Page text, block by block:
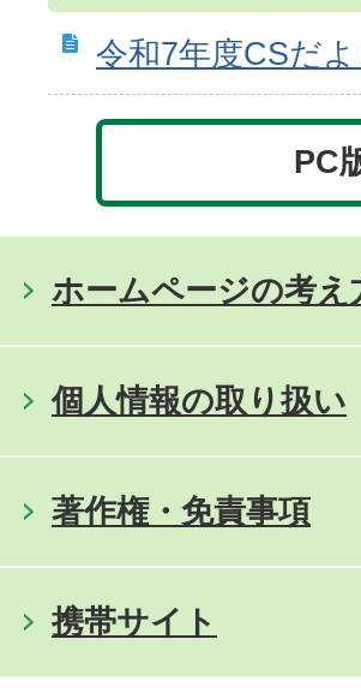
令和7年度CSだよ
PC
ホームページの考え
個人情報の取り扱い
著作権・免責事項
携帯サイト